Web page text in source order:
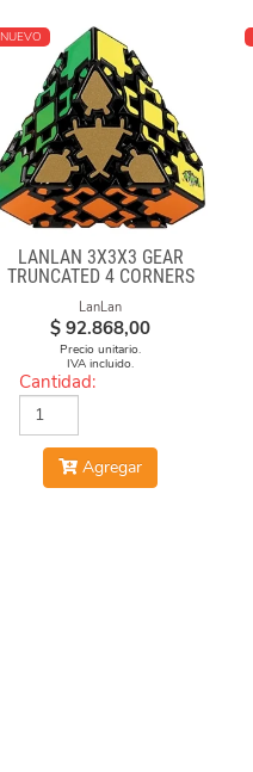
NUEVO
LANLAN 3X3X3 GEAR
TRUNCATED 4 CORNERS
LanLan
$ 92.868,00
Precio unitario.
IVA incluido.
Cantidad:
Agregar